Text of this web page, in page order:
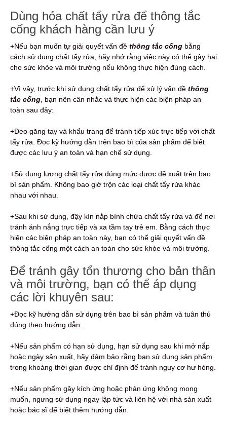
Dùng hóa chất tẩy rửa để thông tắc
cống khách hàng cần lưu ý
+Nếu bạn muốn tự giải quyết vấn đề thông tắc cống bằng
cách sử dụng chất tẩy rửa, hãy nhớ rằng việc này có thể gây hại
cho sức khỏe và môi trường nếu không thực hiện đúng cách.
+Vì vậy, trước khi sử dụng chất tẩy rửa để xử lý vấn đề thông
tắc cống , bạn nên cân nhắc và thực hiện các biện pháp an
toàn sau đây:
+Đeo găng tay và khẩu trang để tránh tiếp xúc trực tiếp với chất
tẩy rửa. Đọc kỹ hướng dẫn trên bao bì của sản phẩm để biết
được các lưu ý an toàn và hạn chế sử dụng.
+Sử dụng lượng chất tẩy rửa đúng mức được đề xuất trên bao
bì sản phẩm. Không bao giờ trộn các loại chất tẩy rửa khác
nhau với nhau.
+Sau khi sử dụng, đậy kín nắp bình chứa chất tẩy rửa và để nơi
tránh ánh nắng trực tiếp và xa tầm tay trẻ em. Bằng cách thực
hiện các biện pháp an toàn này, bạn có thể giải quyết vấn đề
thông tắc cống một cách an toàn cho sức khỏe và môi trường.
Để tránh gây tổn thương cho bản thân
và môi trường, bạn có thể áp dụng
các lời khuyên sau:
+Đọc kỹ hướng dẫn sử dụng trên bao bì sản phẩm và tuân thủ
đúng theo hướng dẫn.
+Nếu sản phẩm có hạn sử dụng, hạn sử dụng sau khi mở nắp
hoặc ngày sản xuất, hãy đảm bảo rằng bạn sử dụng sản phẩm
trong khoảng thời gian được chỉ định để tránh nguy cơ hư hỏng.
+Nếu sản phẩm gây kích ứng hoặc phản ứng không mong
muốn, ngưng sử dụng ngay lập tức và liên hệ với nhà sản xuất
hoặc bác sĩ để biết thêm hướng dẫn.